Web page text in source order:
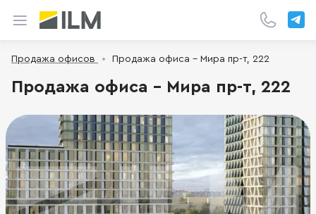
Продажа офисов Продажа офиса - Мира пр-т, 222
Продажа офиса - Мира пр-т, 222